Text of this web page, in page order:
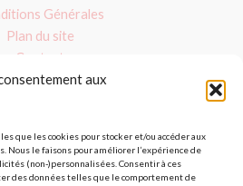
aux
que les cookies pour stocker et/ou accéder aux
Nous le faisons pour améliorer l’expérience de
(non-)personnalisées. Consentir à ces
des données telles que le comportement de
Générales
Plan du site
Contact
Nos dossiers
Argile verte
: Avis et fait maison
produits bio